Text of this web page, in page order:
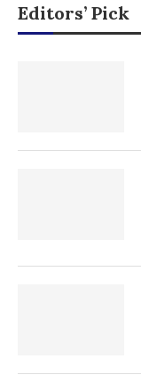
Editors’ Pick